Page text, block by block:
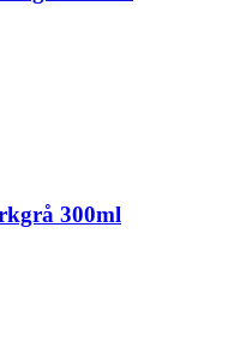
300ml